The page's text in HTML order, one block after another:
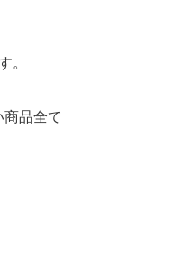
。
品全て